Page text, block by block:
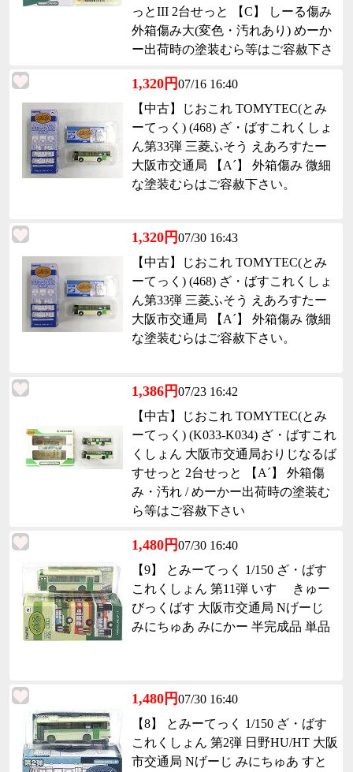
っとIII 2台せっと 【C】 しーる傷み
外箱傷み大(変色・汚れあり) めーか
ー出荷時の塗装むら等はご容赦下さ
1,320円07/16 16:40
【中古】じおこれ TOMYTEC(とみ
ーてっく) (468) ざ・ばすこれくしょ
ん第33弾 三菱ふそう えあろすたー
大阪市交通局 【A´】 外箱傷み 微細
な塗装むらはご容赦下さい。
1,320円07/30 16:43
【中古】じおこれ TOMYTEC(とみ
ーてっく) (468) ざ・ばすこれくしょ
ん第33弾 三菱ふそう えあろすたー
大阪市交通局 【A´】 外箱傷み 微細
な塗装むらはご容赦下さい。
1,386円07/23 16:42
【中古】じおこれ TOMYTEC(とみ
ーてっく) (K033-K034) ざ・ばすこれ
くしょん 大阪市交通局おりじなるば
すせっと 2台せっと 【A´】 外箱傷
み・汚れ / めーかー出荷時の塗装む
ら等はご容赦下さい
1,480円07/30 16:40
【9】 とみーてっく 1/150 ざ・ばす
これくしょん 第11弾 いすゞ きゅー
びっくばす 大阪市交通局 Nげーじ
みにちゅあ みにかー 半完成品 単品
1,480円07/30 16:40
【8】 とみーてっく 1/150 ざ・ばす
これくしょん 第2弾 日野HU/HT 大阪
市交通局 Nげーじ みにちゅあ すと